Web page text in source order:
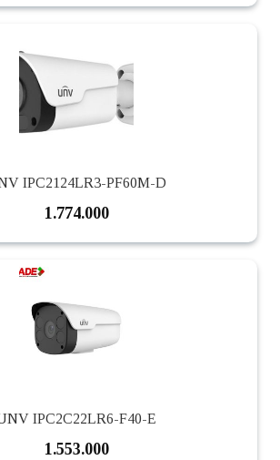
IPC2124LR3-PF60M-D
1.774.000
IPC2C22LR6-F40-E
1.553.000